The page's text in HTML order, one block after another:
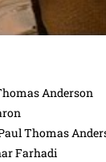
Anderson
Thomas
Farhadi